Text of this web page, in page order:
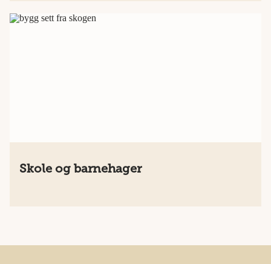
Skole og barnehager